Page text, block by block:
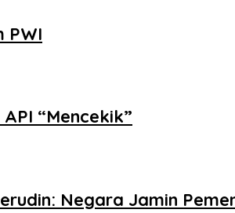
PWI
“Mencekik”
Negara Jamin